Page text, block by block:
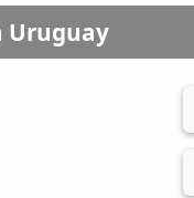
Uruguay